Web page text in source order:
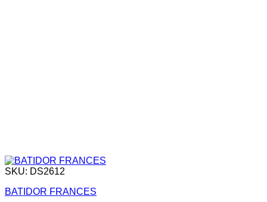
SKU: DS2612
BATIDOR FRANCES